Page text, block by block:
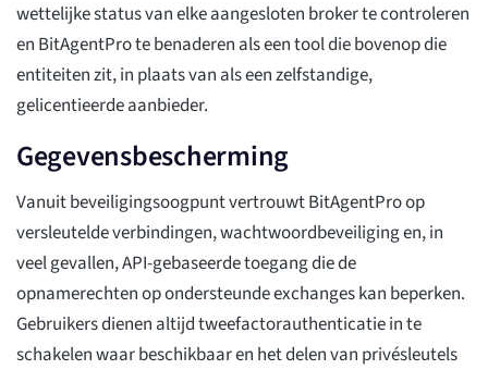
wettelijke status van elke aangesloten broker te controleren
en BitAgentPro te benaderen als een tool die bovenop die
entiteiten zit, in plaats van als een zelfstandige,
gelicentieerde aanbieder.
Gegevensbescherming
Vanuit beveiligingsoogpunt vertrouwt BitAgentPro op
versleutelde verbindingen, wachtwoordbeveiliging en, in
veel gevallen, API-gebaseerde toegang die de
opnamerechten op ondersteunde exchanges kan beperken.
Gebruikers dienen altijd tweefactorauthenticatie in te
schakelen waar beschikbaar en het delen van privésleutels